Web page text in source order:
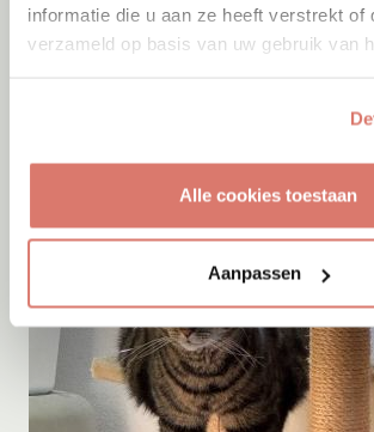
informatie die u aan ze heeft verstrekt of
verzameld op basis van uw gebruik van
Alle cookies toestaan
Aanpassen
Jumby